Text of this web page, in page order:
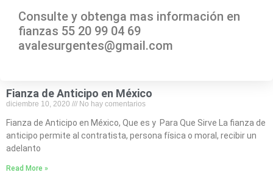
Consulte y obtenga mas información en
fianzas 55 20 99 04 69
avalesurgentes@gmail.com
Fianza de Anticipo en México
diciembre 10, 2020 No hay comentarios
Fianza de Anticipo en México, Que es y Para Que Sirve La fianza de
anticipo permite al contratista, persona física o moral, recibir un
adelanto
Read More »